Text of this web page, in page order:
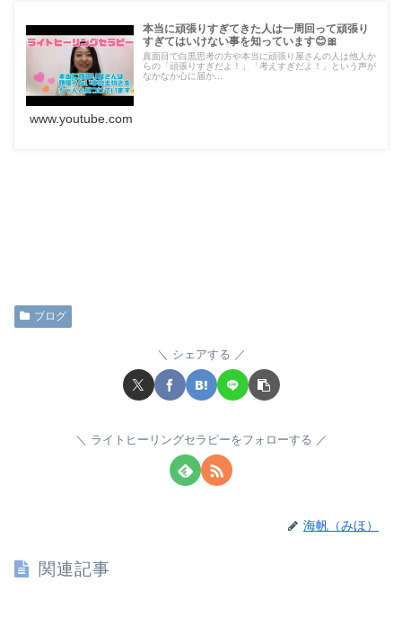
本当に頑張りすぎてきた人は一周回って頑張り
すぎてはいけない事を知っています😊🎀
真面目で白黒思考の方や本当に頑張り屋さんの人は他人か
らの「頑張りすぎだよ！」「考えすぎだよ！」という声が
なかなか心に届か...
www.youtube.com
ブログ
シェアする
ライトヒーリングセラピーをフォローする
海帆（みほ）
関連記事